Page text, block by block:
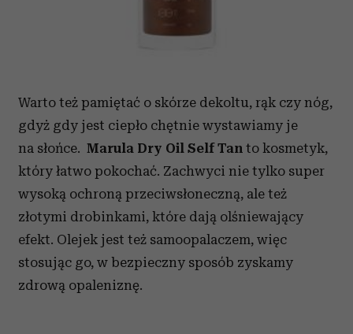
Warto też pamiętać o skórze dekoltu, rąk czy nóg,
gdyż gdy jest ciepło chętnie wystawiamy je
na słońce. Marula Dry Oil Self Tan to kosmetyk,
który łatwo pokochać. Zachwyci nie tylko super
wysoką ochroną przeciwsłoneczną, ale też
złotymi drobinkami, które dają olśniewający
efekt. Olejek jest też samoopalaczem, więc
stosując go, w bezpieczny sposób zyskamy
zdrową opaleniznę.